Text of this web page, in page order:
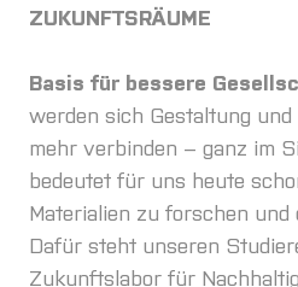
ZUKUNFTSRÄUME
Basis für bessere
werden sich Gestaltung
mehr verbinden – ganz im
bedeutet für uns heute
Materialien zu forschen
Dafür steht unseren
Zukunftslabor für